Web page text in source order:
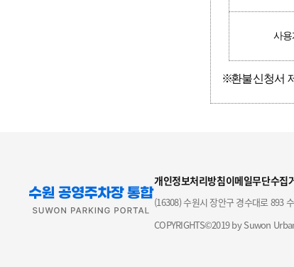
사용
환불신청서
개인정보처리방침이메일무단수집
(16308) 수원시 장안구 경수대로 893
COPYRIGHTS©2019 by Suwon